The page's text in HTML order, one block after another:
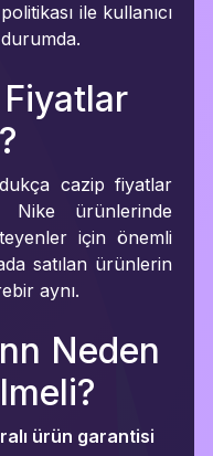
ile kullanıcı
cazip fiyatlar
Nike ürünlerinde
için önemli
satılan ürünlerin
aynı.
Neden
ürün garantisi